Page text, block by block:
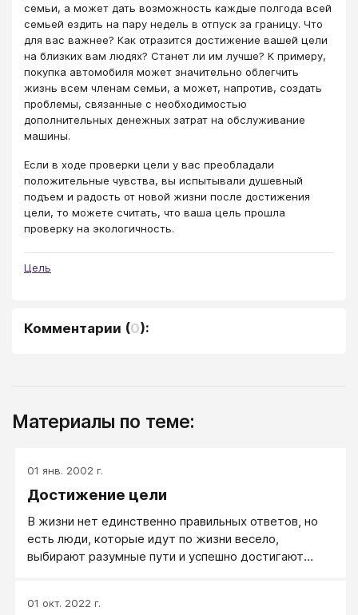
семьи, а может дать возможность каждые полгода всей
семьей ездить на пару недель в отпуск за границу. Что
для вас важнее? Как отразится достижение вашей цели
на близких вам людях? Станет ли им лучше? К примеру,
покупка автомобиля может значительно облегчить
жизнь всем членам семьи, а может, напротив, создать
проблемы, связанные с необходимостью
дополнительных денежных затрат на обслуживание
машины.
Если в ходе проверки цели у вас преобладали
положительные чувства, вы испытывали душевный
подъем и радость от новой жизни после достижения
цели, то можете считать, что ваша цель прошла
проверку на экологичность.
Цель
Комментарии (0):
Материалы по теме:
01 янв. 2002 г.
Достижение цели
В жизни нет единственно правильных ответов, но
есть люди, которые идут по жизни весело,
выбирают разумные пути и успешно достигают
01 окт. 2022 г.